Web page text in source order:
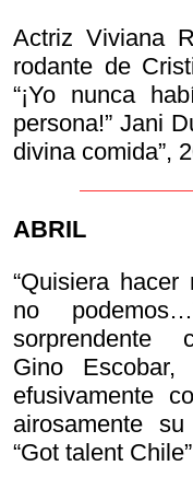
Actriz Viviana
rodante de
“¡Yo nunca
persona!” Jani
divina comida”,
ABRIL
“Quisiera
no
sorprendente
Gino
efusivamente
airosamente
“Got talent